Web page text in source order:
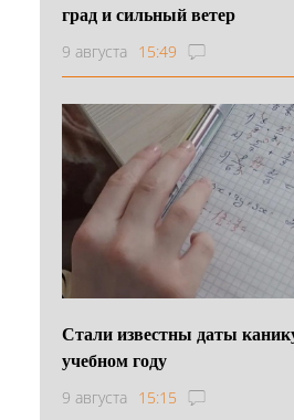
град и сильный ветер
9 августа 15:49
Стали известны даты
учебном году
9 августа 15:15